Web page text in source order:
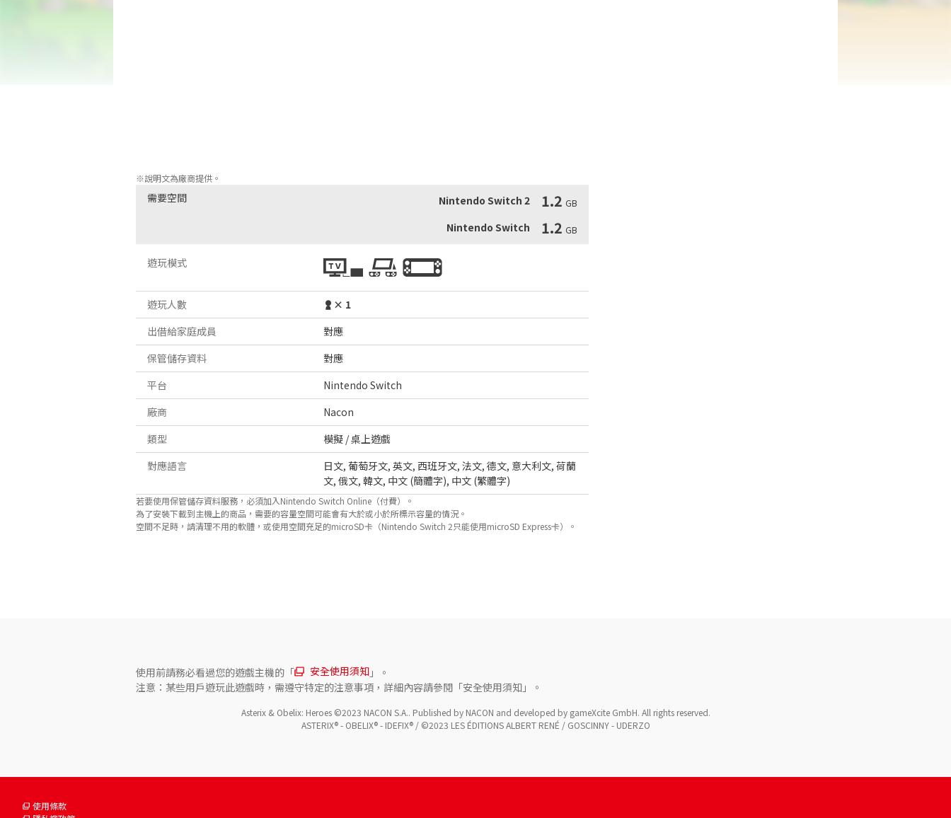
※說明文為廠商提供。
需要空間 Nintendo Switch 2 1.2 GB
Nintendo Switch 1.2 GB
遊玩模式
遊玩人數
× 1
出借給家庭成員
對應
保管儲存資料
對應
平台
Nintendo Switch
廠商
Nacon
類型
模擬 / 桌上遊戲
對應語言
日文,葡萄牙文,英文,西班牙文,法文,德文, 意大利文,荷蘭
文,俄文,韓文, 中文 (簡體字), 中文 (繁體字)
若要使用保管儲存資料服務，必須加入Nintendo Switch Online（付費）。
為了安裝下載到主機上的商品，需要的容量空間可能會有大於或小於所標示容量的情況。
空間不足時，請清理不用的軟體，或使用空間充足的microSD卡（Nintendo Switch 2只能使用microSD Express卡）。
使用前請務必看過您的遊戲主機的「 安全使用須知 」。
注意：某些用戶遊玩此遊戲時，需遵守特定的注意事項，詳細內容請參閱「安全使用須知」。
Asterix & Obelix: Heroes ©2023 NACON S.A.. Published by NACON and developed by gameXcite GmbH. All rights reserved.
ASTERIX® - OBELIX® - IDEFIX® / ©2023 LES ÉDITIONS ALBERT RENÉ / GOSCINNY - UDERZO
使用條款